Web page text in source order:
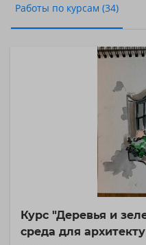
Работы по курсам (34)
Курс "Деревья и
среда для